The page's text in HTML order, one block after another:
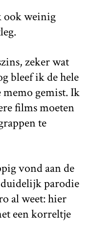
ook weinig
zeker wat
bleef ik de hele
gemist. Ik
films moeten
te
vond aan de
parodie
al weet: hier
een korreltje